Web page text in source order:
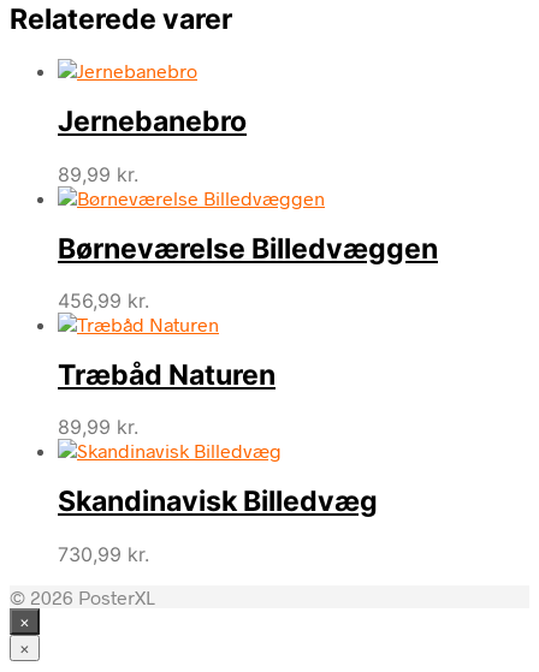
Relaterede varer
Jernebanebro
89,99 kr.
Børneværelse Billedvæggen
456,99 kr.
Træbåd Naturen
89,99 kr.
Skandinavisk Billedvæg
730,99 kr.
© 2026 PosterXL
×
×